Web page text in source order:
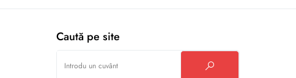
Caută pe site